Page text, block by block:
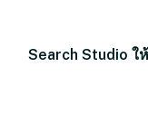
Search Studio ใ